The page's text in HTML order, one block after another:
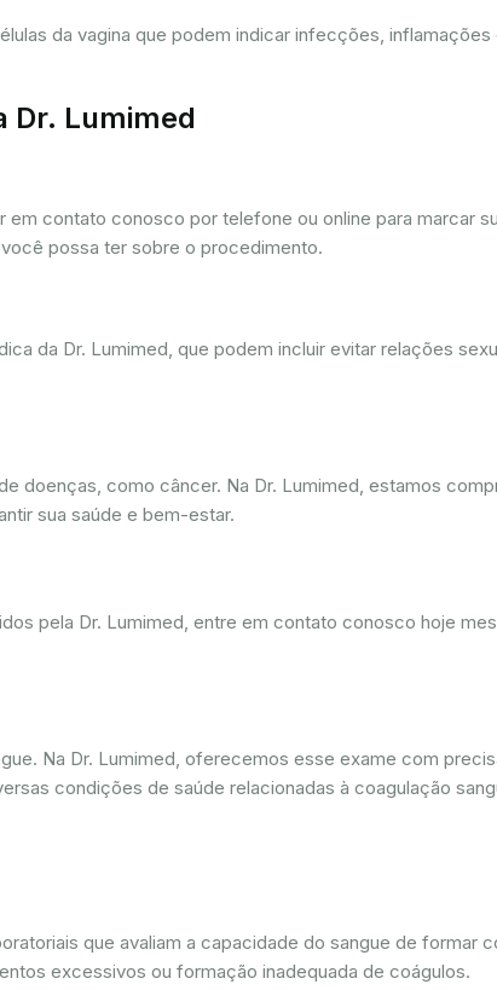
da vagina que podem indicar infecções, inflamações
Dr. Lumimed
contato conosco por telefone ou online para marcar
possa ter sobre o procedimento.
da Dr. Lumimed, que podem incluir evitar relações
doenças, como câncer. Na Dr. Lumimed, estamos
sua saúde e bem-estar.
pela Dr. Lumimed, entre em contato conosco hoje
Na Dr. Lumimed, oferecemos esse exame com
condições de saúde relacionadas à coagulação
que avaliam a capacidade do sangue de formar
excessivos ou formação inadequada de coágulos.